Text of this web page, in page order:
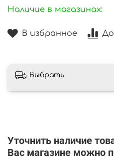
В избранное
Наличие в магазинах:
Выбрать
Уточнить наличие
Вас магазине можно